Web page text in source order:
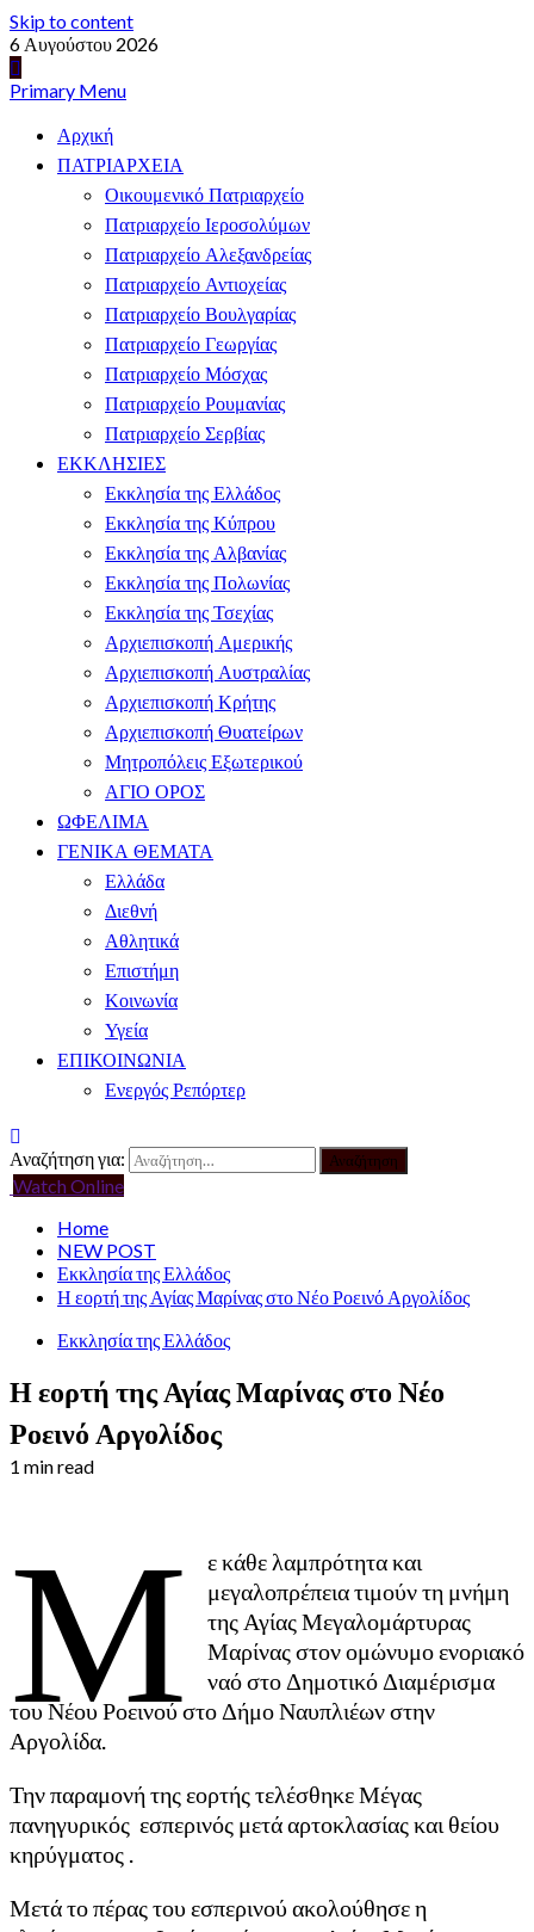
Skip to content
6 Αυγούστου 2026
Primary Menu
Αρχική
ΠΑΤΡΙΑΡΧΕΙΑ
Οικουμενικό Πατριαρχείο
Πατριαρχείο Ιεροσολύμων
Πατριαρχείο Αλεξανδρείας
Πατριαρχείο Αντιοχείας
Πατριαρχείο Βουλγαρίας
Πατριαρχείο Γεωργίας
Πατριαρχείο Μόσχας
Πατριαρχείο Ρουμανίας
Πατριαρχείο Σερβίας
ΕΚΚΛΗΣΙΕΣ
Εκκλησία της Ελλάδος
Εκκλησία της Κύπρου
Εκκλησία της Αλβανίας
Εκκλησία της Πολωνίας
Εκκλησία της Τσεχίας
Αρχιεπισκοπή Αμερικής
Αρχιεπισκοπή Αυστραλίας
Αρχιεπισκοπή Κρήτης
Αρχιεπισκοπή Θυατείρων
Μητροπόλεις Εξωτερικού
ΑΓΙΟ ΟΡΟΣ
ΩΦΕΛΙΜΑ
ΓΕΝΙΚΑ ΘΕΜΑΤΑ
Ελλάδα
Διεθνή
Αθλητικά
Επιστήμη
Κοινωνία
Υγεία
ΕΠΙΚΟΙΝΩΝΙΑ
Ενεργός Ρεπόρτερ
Αναζήτηση για:
Watch Online
Home
NEW POST
Εκκλησία της Ελλάδος
Η εορτή της Αγίας Μαρίνας στο Νέο Ροεινό Αργολίδος
Εκκλησία της Ελλάδος
Η εορτή της Αγίας Μαρίνας στο Νέο
Ροεινό Αργολίδος
1 min read
Μ
ε κάθε λαμπρότητα και
μεγαλοπρέπεια τιμούν τη μνήμη
της Αγίας Μεγαλομάρτυρας
Μαρίνας στον ομώνυμο ενοριακό
ναό στο Δημοτικό Διαμέρισμα
του Νέου Ροεινού στο Δήμο Ναυπλιέων στην
Αργολίδα.
Την παραμονή της εορτής τελέσθηκε Μέγας
πανηγυρικός εσπερινός μετά αρτοκλασίας και θείου
κηρύγματος .
Μετά το πέρας του εσπερινού ακολούθησε η